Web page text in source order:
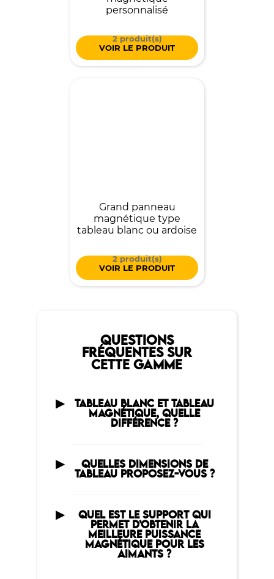
personnalisé
2 produit(s)
VOIR LE PRODUIT
Grand panneau
magnétique type
tableau blanc ou ardoise
2 produit(s)
VOIR LE PRODUIT
QUESTIONS
FRÉQUENTES SUR
CETTE GAMME
TABLEAU BLANC ET TABLEAU
MAGNÉTIQUE, QUELLE
DIFFÉRENCE ?
QUELLES DIMENSIONS DE
TABLEAU PROPOSEZ-VOUS ?
QUEL EST LE SUPPORT QUI
PERMET D’OBTENIR LA
MEILLEURE PUISSANCE
MAGNÉTIQUE POUR LES
AIMANTS ?